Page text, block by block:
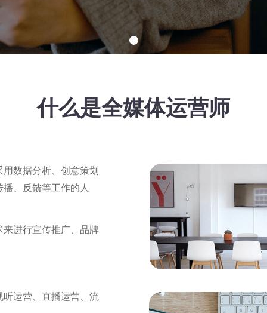
什么是全媒体运营师
数据分析、创意策划
、反馈等工作的人
进行宣传推广、品牌
运营、直播运营、流